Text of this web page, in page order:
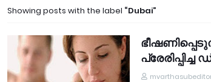
Showing posts with the label Dubai